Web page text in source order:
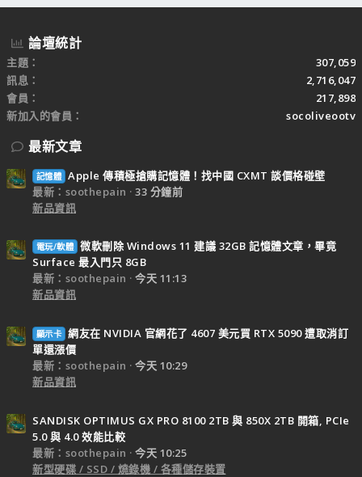
論壇統計
主題
307,059
訊息
2,716,047
會員
217,898
新加入的會員
socoliveootv
最新文章
記憶體 Apple 傳積極搶購記憶體！找中國 CXMT 談價格碰壁
最新：soothepain
33 分鐘前
新品資訊
電玩/軟體 微軟刪除 Windows 11 建議 32GB 記憶體文章，畢竟
Surface 最入門只 8GB
最新：soothepain
今天 11:13
新品資訊
顯示卡 網友在 NVIDIA 官網花了 4607 美元買 RTX 5090 遭取消訂
單還漲價
最新：soothepain
今天 10:29
新品資訊
SANDISK OPTIMUS GX PRO 8100 2TB 與 850X 2TB 開箱, PCIe
5.0 與 4.0 效能比較
最新：soothepain
今天 10:25
新型硬碟 / SSD / 燒錄機 / 各種儲存裝置